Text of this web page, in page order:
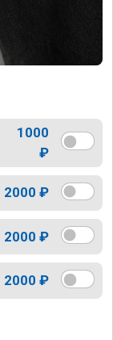
1000
₽
2000 ₽
2000 ₽
2000 ₽